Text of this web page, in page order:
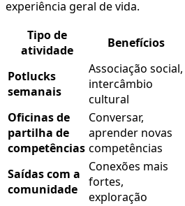
experiência geral de vida.
Tipo de
atividade
Benefícios
Potlucks
semanais
Associação social,
intercâmbio
cultural
Oficinas de
partilha de
competências
Conversar,
aprender novas
competências
Saídas com a
comunidade
Conexões mais
fortes,
exploração